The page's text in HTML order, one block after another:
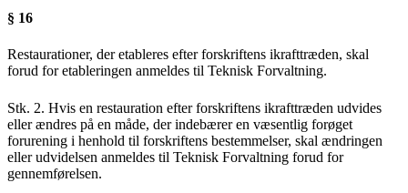
§ 16
Restaurationer, der etableres efter forskriftens ikrafttræden, skal
forud for etableringen anmeldes til Teknisk Forvaltning.
Stk. 2. Hvis en restauration efter forskriftens ikrafttræden udvides
eller ændres på en måde, der indebærer en væsentlig forøget
forurening i henhold til forskriftens bestemmelser, skal ændringen
eller udvidelsen anmeldes til Teknisk Forvaltning forud for
gennemførelsen.